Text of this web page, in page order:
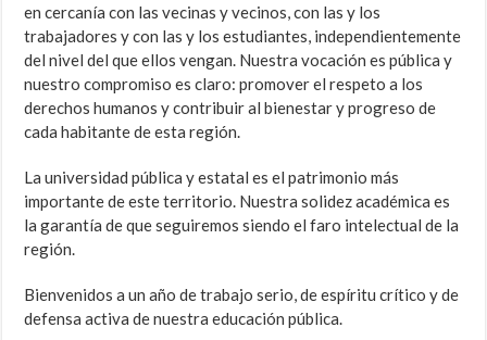
en cercanía con las vecinas y vecinos, con las y los
trabajadores y con las y los estudiantes, independientemente
del nivel del que ellos vengan. Nuestra vocación es pública y
nuestro compromiso es claro: promover el respeto a los
derechos humanos y contribuir al bienestar y progreso de
cada habitante de esta región.
La universidad pública y estatal es el patrimonio más
importante de este territorio. Nuestra solidez académica es
la garantía de que seguiremos siendo el faro intelectual de la
región.
Bienvenidos a un año de trabajo serio, de espíritu crítico y de
defensa activa de nuestra educación pública.